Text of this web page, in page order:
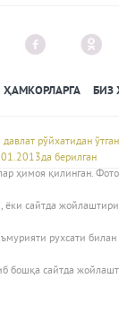
ҲАМКОРЛАРГА БИЗ
рўйхатидан
берилган
ҳимоя қилинган.
сайтда
рухсати
бошқа сайтда